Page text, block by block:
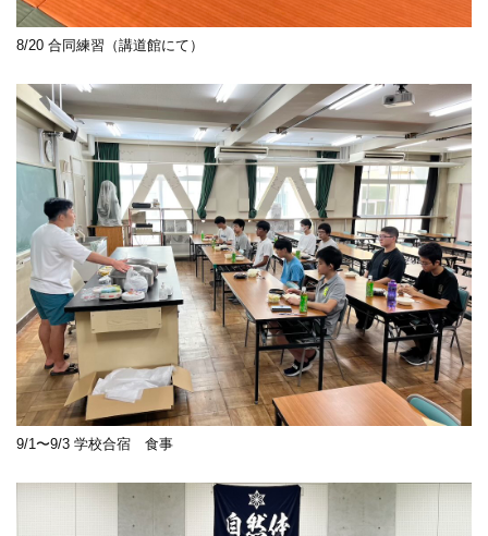
8/20 合同練習（講道館にて）
9/1〜9/3 学校合宿 食事